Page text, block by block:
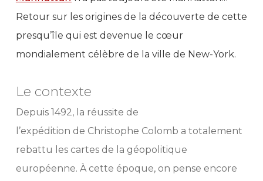
Retour sur les origines de la découverte de cette
presqu’île qui est devenue le cœur
mondialement célèbre de la ville de New-York.
Le contexte
Depuis 1492, la réussite de
l’expédition de Christophe Colomb a totalement
rebattu les cartes de la géopolitique
européenne. À cette époque, on pense encore